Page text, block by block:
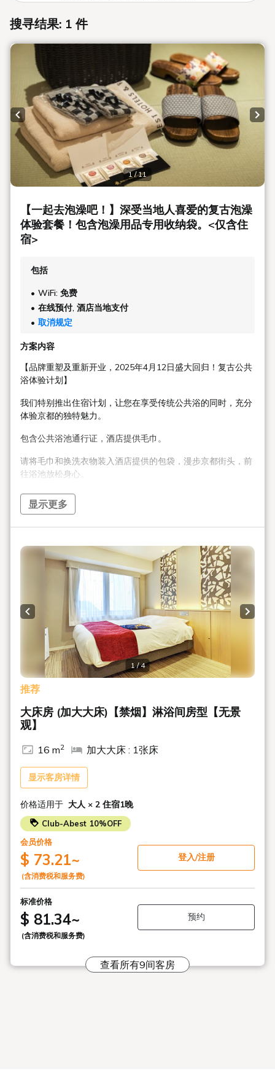
搜寻结果: 1 件
1 / 11
Previous slide
【一起去泡澡吧！】深受当地人喜爱的复古泡澡
体验套餐！包含泡澡用品专用收纳袋。<仅含住
宿>
包括
WiFi: 免费
在线预付, 酒店当地支付
取消规定
方案内容
【品牌重塑及重新开业，2025年4月12日盛大回归！复古公共
浴体验计划】
我们特别推出住宿计划，让您在享受传统公共浴的同时，充分
体验京都的独特魅力。
包含公共浴池通行证，酒店提供毛巾。
请将毛巾和换洗衣物装入酒店提供的包袋，漫步京都街头，前
往浴池放松身心。
京都清水阿瓦斯特格兰德酒店（Hotel Avast Grande Kyoto
Kiyomizu）已于2025年4月12日更名为“京都清水SUI酒
（irori）和提供晚间娱乐的小吃吧。请注意，部分服务可能会
因品牌重塑而有所调整。
“SUI”酒店是一家休闲酒店，秉承江户时代以来传承至今
的“粋”（iki）日式美学，致力于将传统日式之美与现代舒适完
美融合，为您打造独特的入住体验。
■ 交通
酒店位置便利，距离京阪本线清水五条站仅需步行1分钟，周
边遍布众多著名景点。
在这座融合了日本传统与现代的迷人城市中，您可以尽情享受
观光、美食和购物的乐趣。
■ 迎宾服务 “Suiten” 时令饮品及甜点 [15:00-17:00]
在前台的“炉边”（Irori）区域，夏季提供冰镇绿茶和蕨饼，秋
季则提供焙茶和团子。（※服务详情自6月15日起生效）
观光或旅行之后，不妨在此享受片刻清凉，感受京都的清爽。
※菜单内容可能会有所变更。
■欢乐时光“水水”[17:00-18:30]
免费享用各种含酒精和不含酒精的饮品（自助）。
清爽的饮品包括水酒、柚子汁和冰绿茶。（※服务详情自6月
15日起）
※不提供小吃。
■数量有限！深夜小吃服务“水屋”[18:30-20:30]
显示更多
1 / 4
Previous slide Next
推荐
大床房 (加大大床)【禁烟】淋浴间房型【无景
观】
16 m2 加大大床 : 1张床
显示客房详情
价格适用于 大人 × 2 住宿1晚
Club-Abest 10%OFF
会员价格
$ 73.21~
(含消费税和服务费)
登入/注册
标准价格
$ 81.34~
(含消费税和服务费)
预约
查看所有9间客房